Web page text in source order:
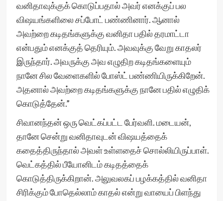
வனிதாவுக்குக் கொடுப்பதால் அவர் எனக்குப் பல
விஷயங்களிலை சப்போட் பண்ணினார். ஆனால்
அவற்றை கடிதங்களுக்கு வனிதா பதில் தரமாட்டா
என்பதும் எனக்குத் தெரியும். அவவுக்கு வேறு காதலர்
இருந்தார். அவருக்கு அவ எழுதிற கடிதங்களையும்
நானே சில வேளைகளில் போஸ்ட் பண்ணியிருக்கிறேன்.
அதனால் அவற்றை கடிதங்களுக்கு நானே பதில் எழுதிக்
கொடுத்தேன்.”
சிவானந்தன் ஒரு வெட்கப்பட்ட பேர்வளி. மடையன்,
தானே சென்று வனிதாவுடன் விஷயத்தைக்
கதைத்திருந்தால் அவள் உள்ளதைச் சொல்லியிருப்பாள்.
வெட்கத்தில் பீயோனிடம் கடிதத்தைக்
கொடுத்திருக்கிறான். அலுவலகப் பழக்கத்தில் வனிதா
சிரிக்கும் போதெல்லாம் காதல் என்று வாயைப் பிளந்து